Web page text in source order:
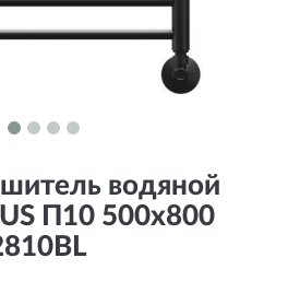
водяной
П10 500x800